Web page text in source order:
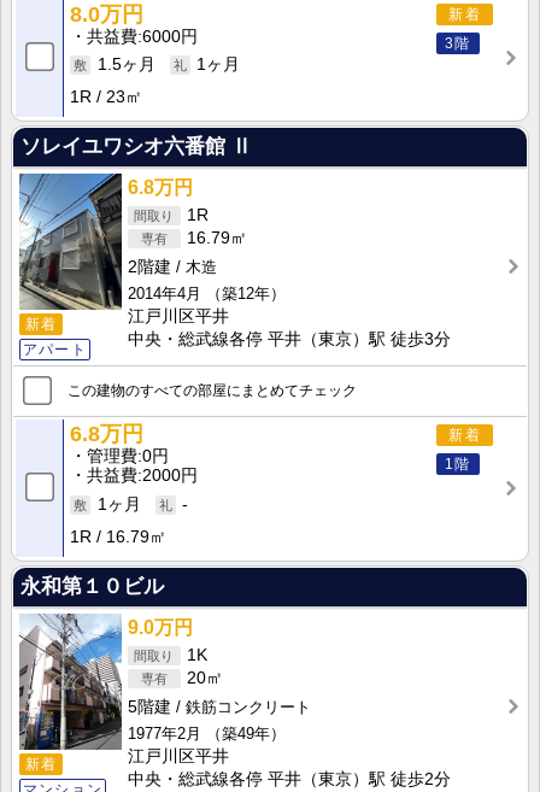
新着
3階
8.0万円
共益費 6000円
1.5ヶ月
1ヶ月
1R
23㎡
ソレイユワシオ六番館 Ⅱ
新着
アパート
6.8万円
1R
16.79㎡
2階建
木造
2014年4月
（築12年）
江戸川区平井
中央・総武線各停 平井（東京）駅 徒歩3分
この建物のすべての部屋にまとめてチェック
新着
1階
6.8万円
管理費 0円
共益費 2000円
1ヶ月
-
1R
16.79㎡
永和第１０ビル
新着
9.0万円
1K
20㎡
5階建
鉄筋コンクリート
1977年2月
（築49年）
江戸川区平井
中央・総武線各停 平井（東京）駅 徒歩2分